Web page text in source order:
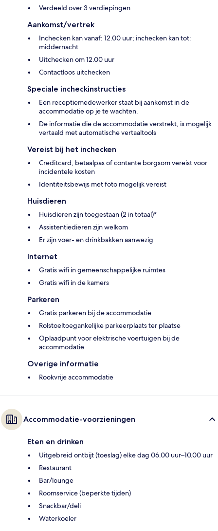
Verdeeld over 3 verdiepingen
Aankomst/vertrek
Inchecken kan vanaf: 12.00 uur; inchecken kan tot:
middernacht
Uitchecken om 12.00 uur
Contactloos uitchecken
Speciale incheckinstructies
Een receptiemedewerker staat bij aankomst in de
accommodatie op je te wachten.
De informatie die de accommodatie verstrekt, is mogelijk
vertaald met automatische vertaaltools
Vereist bij het inchecken
Creditcard, betaalpas of contante borgsom vereist voor
incidentele kosten
Identiteitsbewijs met foto mogelijk vereist
Huisdieren
Huisdieren zijn toegestaan (2 in totaal)*
Assistentiedieren zijn welkom
Er zijn voer- en drinkbakken aanwezig
Internet
Gratis wifi in gemeenschappelijke ruimtes
Gratis wifi in de kamers
Parkeren
Gratis parkeren bij de accommodatie
Rolstoeltoegankelijke parkeerplaats ter plaatse
Oplaadpunt voor elektrische voertuigen bij de
accommodatie
Overige informatie
Rookvrije accommodatie
Accommodatie-voorzieningen
Eten en drinken
Uitgebreid ontbijt (toeslag) elke dag 06.00 uur–10.00 uur
Restaurant
Bar/lounge
Roomservice (beperkte tijden)
Snackbar/deli
Waterkoeler